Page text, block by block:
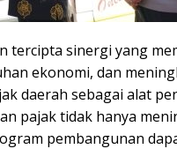
tercipta sinergi yang
ekonomi, dan
daerah sebagai alat
pajak tidak hanya
pembangunan